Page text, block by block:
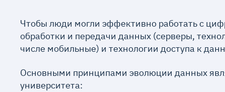
Чтобы люди могли эффективно работать с
обработки и передачи данных (серверы,
числе мобильные) и технологии доступа к
Основными принципами эволюции данных
университета: